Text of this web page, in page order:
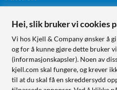
Følg oss
Handle fra:
Hei, slik bruker vi cookies
Vi hos Kjell & Company ønsker å
og for å kunne gjøre dette bruker
(informasjonskapsler). Noen av
kjell.com skal fungere, og krever
til at du skal få en skreddersydd